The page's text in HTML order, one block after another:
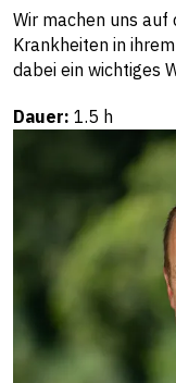
Wir machen uns auf
Krankheiten in
dabei ein wichtiges
Dauer: 1.5 h